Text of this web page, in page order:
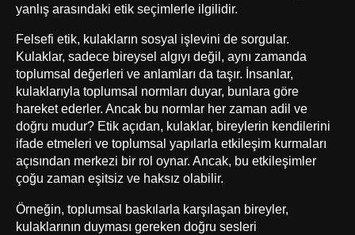
yanlış arasındaki etik seçimlerle ilgilidir.
Felsefi etik, kulakların sosyal işlevini de sorgular.
Kulaklar, sadece bireysel algıyı değil, aynı zamanda
toplumsal değerleri ve anlamları da taşır. İnsanlar,
kulaklarıyla toplumsal normları duyar, bunlara göre
hareket ederler. Ancak bu normlar her zaman adil ve
doğru mudur? Etik açıdan, kulaklar, bireylerin kendilerini
ifade etmeleri ve toplumsal yapılarla etkileşim kurmaları
açısından merkezi bir rol oynar. Ancak, bu etkileşimler
çoğu zaman eşitsiz ve haksız olabilir.
Örneğin, toplumsal baskılarla karşılaşan bireyler,
kulaklarının duyması gereken doğru sesleri